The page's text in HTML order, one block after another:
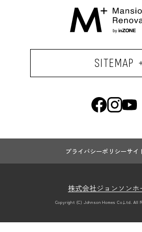
SITEMAP
プライバシーポリシーサイ
株式会社ジョンソンホ
Copyright (C) Johnson Homes Co,Ltd. All